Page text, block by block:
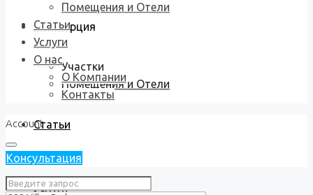
Коммерция
Участки
Помещения и Отели
Статьи
Услуги
Помещения и Отели
Статьи
Услуги
О нас
О Компании
Контакты
Account
Консультация